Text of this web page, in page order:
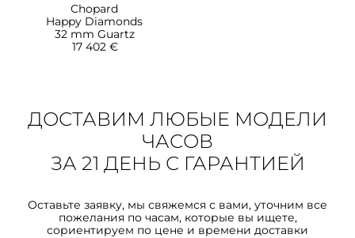
Chopard
Happy Diamonds
32 mm Guartz
17 402 €
ДОСТАВИМ ЛЮБЫЕ МОДЕЛИ
ЧАСОВ
ЗА 21 ДЕНЬ С ГАРАНТИЕЙ
Оставьте заявку, мы свяжемся с вами, уточним все
пожелания по часам, которые вы ищете,
сориентируем по цене и времени доставки